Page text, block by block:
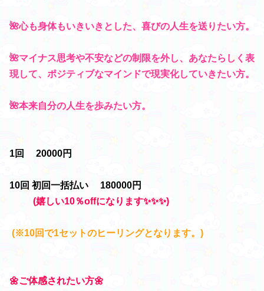
🌺心も身体もいきいきとした、喜びの人生を送りたい方。
🌺マイナス思考や不安などの制限を外し、あなたらしく表
現して、ポジティブなマインドで現実化していきたい方。
🌺本来自分の人生を歩みたい方。
1回 20000円
10回 初回一括払い 180000円
(嬉しい10％offになります✨✨✨)
(※10回で1セットのヒーリングとなります。)
🌼ご体感されたい方🌼